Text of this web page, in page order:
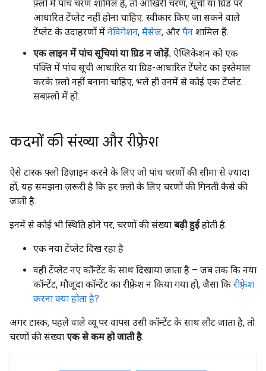
फ़्लो में पांच चरण शामिल हैं, तो आखिरी चरण, सूची या ग्रिड पर
आधारित टेंप्लेट नहीं होना चाहिए. स्वीकार किए जा सकने वाले
टेंप्लेट के उदाहरणों में नेविगेशन, मैसेज, और पैन शामिल हैं.
एक लाइन में पांच सूचियां या ग्रिड न जोड़ें. ऐप्लिकेशन को एक
पंक्ति में पांच सूची आधारित या ग्रिड-आधारित टेंप्लेट का इस्तेमाल
करके फ़्लो नहीं बनाना चाहिए, भले ही उनमें से कोई एक टेंप्लेट
सबफ़्लो में हो.
कदमों की संख्या और रीफ़्रेश
ऐसे टास्क फ़्लो डिज़ाइन करने के लिए जो पांच चरणों की सीमा से ज़्यादा
हों, यह समझना ज़रूरी है कि हर फ़्लो के लिए चरणों की गिनती कैसे की
जाती है.
इनमें से कोई भी स्थिति होने पर, चरणों की संख्या बढ़ी हुईहोती है:
एक नया टेंप्लेट दिख रहा है
वही टेंप्लेट नए कॉन्टेंट के साथ दिखाया जाता है – जब तक कि नया
कॉन्टेंट, मौजूदा कॉन्टेंट का रीफ़्रेश न किया गया हो, जैसा कि रीफ़्रेश
करना क्या होता है?
अगर टास्क, पहले वाले व्यू पर वापस उसी कॉन्टेंट के साथ लौट जाता है, तो
चरणों की संख्या एक से कम हो जाती है.